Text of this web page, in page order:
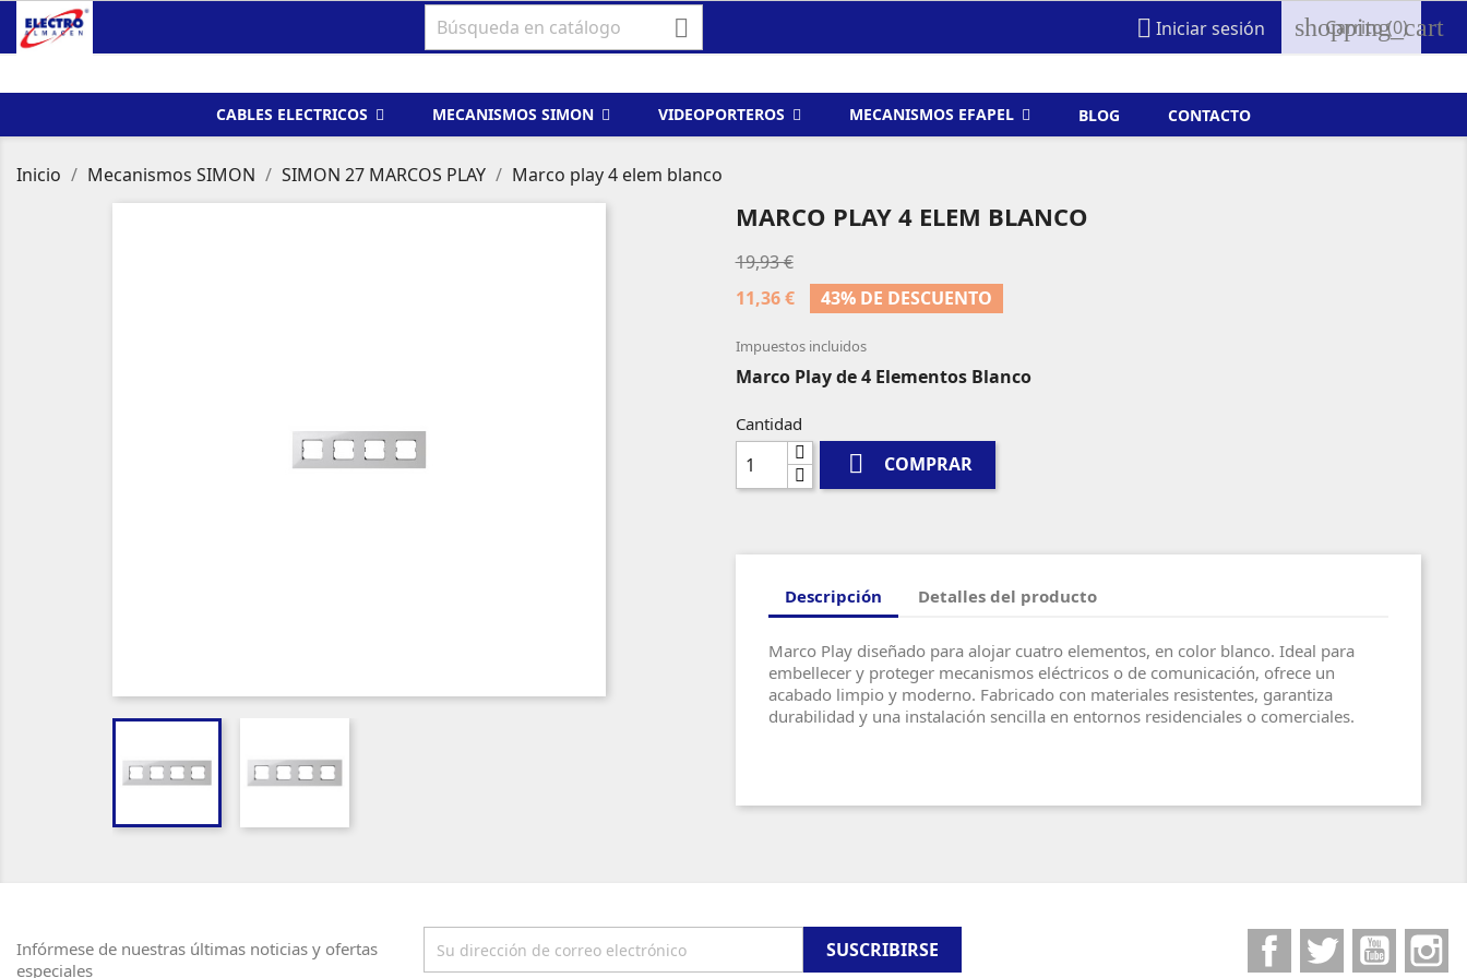
  Iniciar sesión shopping_cart
Carrito(0)
CABLES ELECTRICOS MECANISMOS SIMON VIDEOPORTEROS MECANISMOS EFAPEL BLOG CONTACTO
Inicio Mecanismos SIMON SIMON 27 MARCOS PLAY Marco play 4 elem blanco
MARCO PLAY 4 ELEM BLANCO
19,93 €
11,36 €
43% DE DESCUENTO
Impuestos incluidos
Marco Play de 4 Elementos Blanco
Cantidad
 COMPRAR
Descripción Detalles del producto
Marco Play diseñado para alojar cuatro elementos, en color blanco. Ideal para
embellecer y proteger mecanismos eléctricos o de comunicación, ofrece un
acabado limpio y moderno. Fabricado con materiales resistentes, garantiza
durabilidad y una instalación sencilla en entornos residenciales o comerciales.
Infórmese de nuestras últimas noticias y ofertas
especiales
FacebookTwitter YouTube